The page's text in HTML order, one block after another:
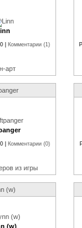
| Комментарии (1)
арт
| Комментарии (0)
из игры
(w)
(w)